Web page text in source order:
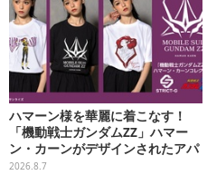
ハマーン様を華麗に着こなす！
「機動戦士ガンダムZZ」ハマー
ン・カーンがデザインされたアパ
レルが販売
2026.8.7